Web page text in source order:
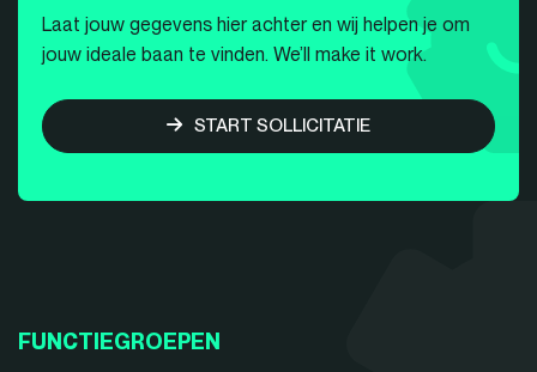
Laat jouw gegevens hier achter en wij helpen je om
jouw ideale baan te vinden. We’ll make it work.
START SOLLICITATIE
FUNCTIEGROEPEN